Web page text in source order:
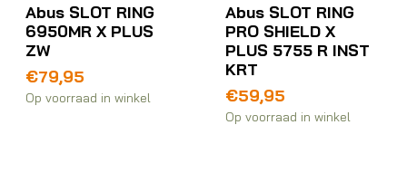
Abus SLOT RING
6950MR X PLUS
ZW
€79,95
Op voorraad in winkel
Abus SLOT RING
PRO SHIELD X
PLUS 5755 R INST
KRT
€59,95
Op voorraad in winkel